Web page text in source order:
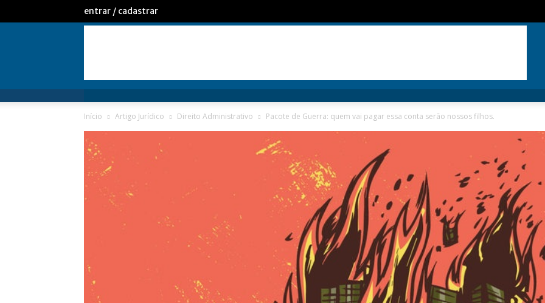
entrar / cadastrar
Início Artigo Jurídico Direito Administrativo Pacote de Guerra: quem vai pagar essa conta serão nossos filhos.